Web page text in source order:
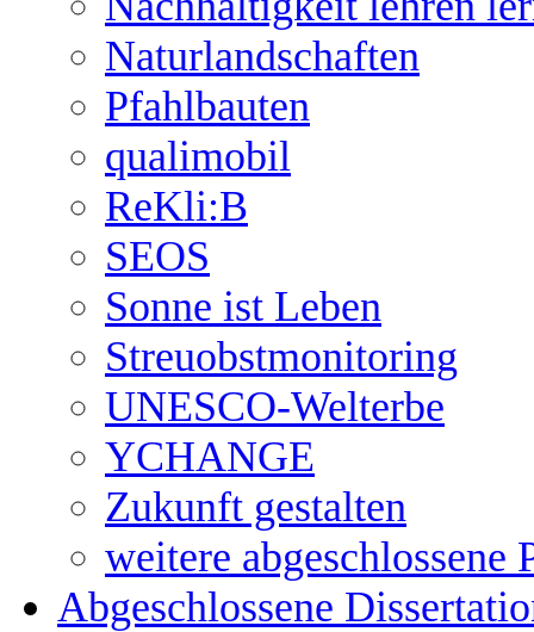
Naturlandschaften
Pfahlbauten
qualimobil
ReKli:B
SEOS
Sonne ist Leben
Streuobstmonitoring
UNESCO-Welterbe
YCHANGE
Zukunft gestalten
weitere abgeschlossene
Abgeschlossene